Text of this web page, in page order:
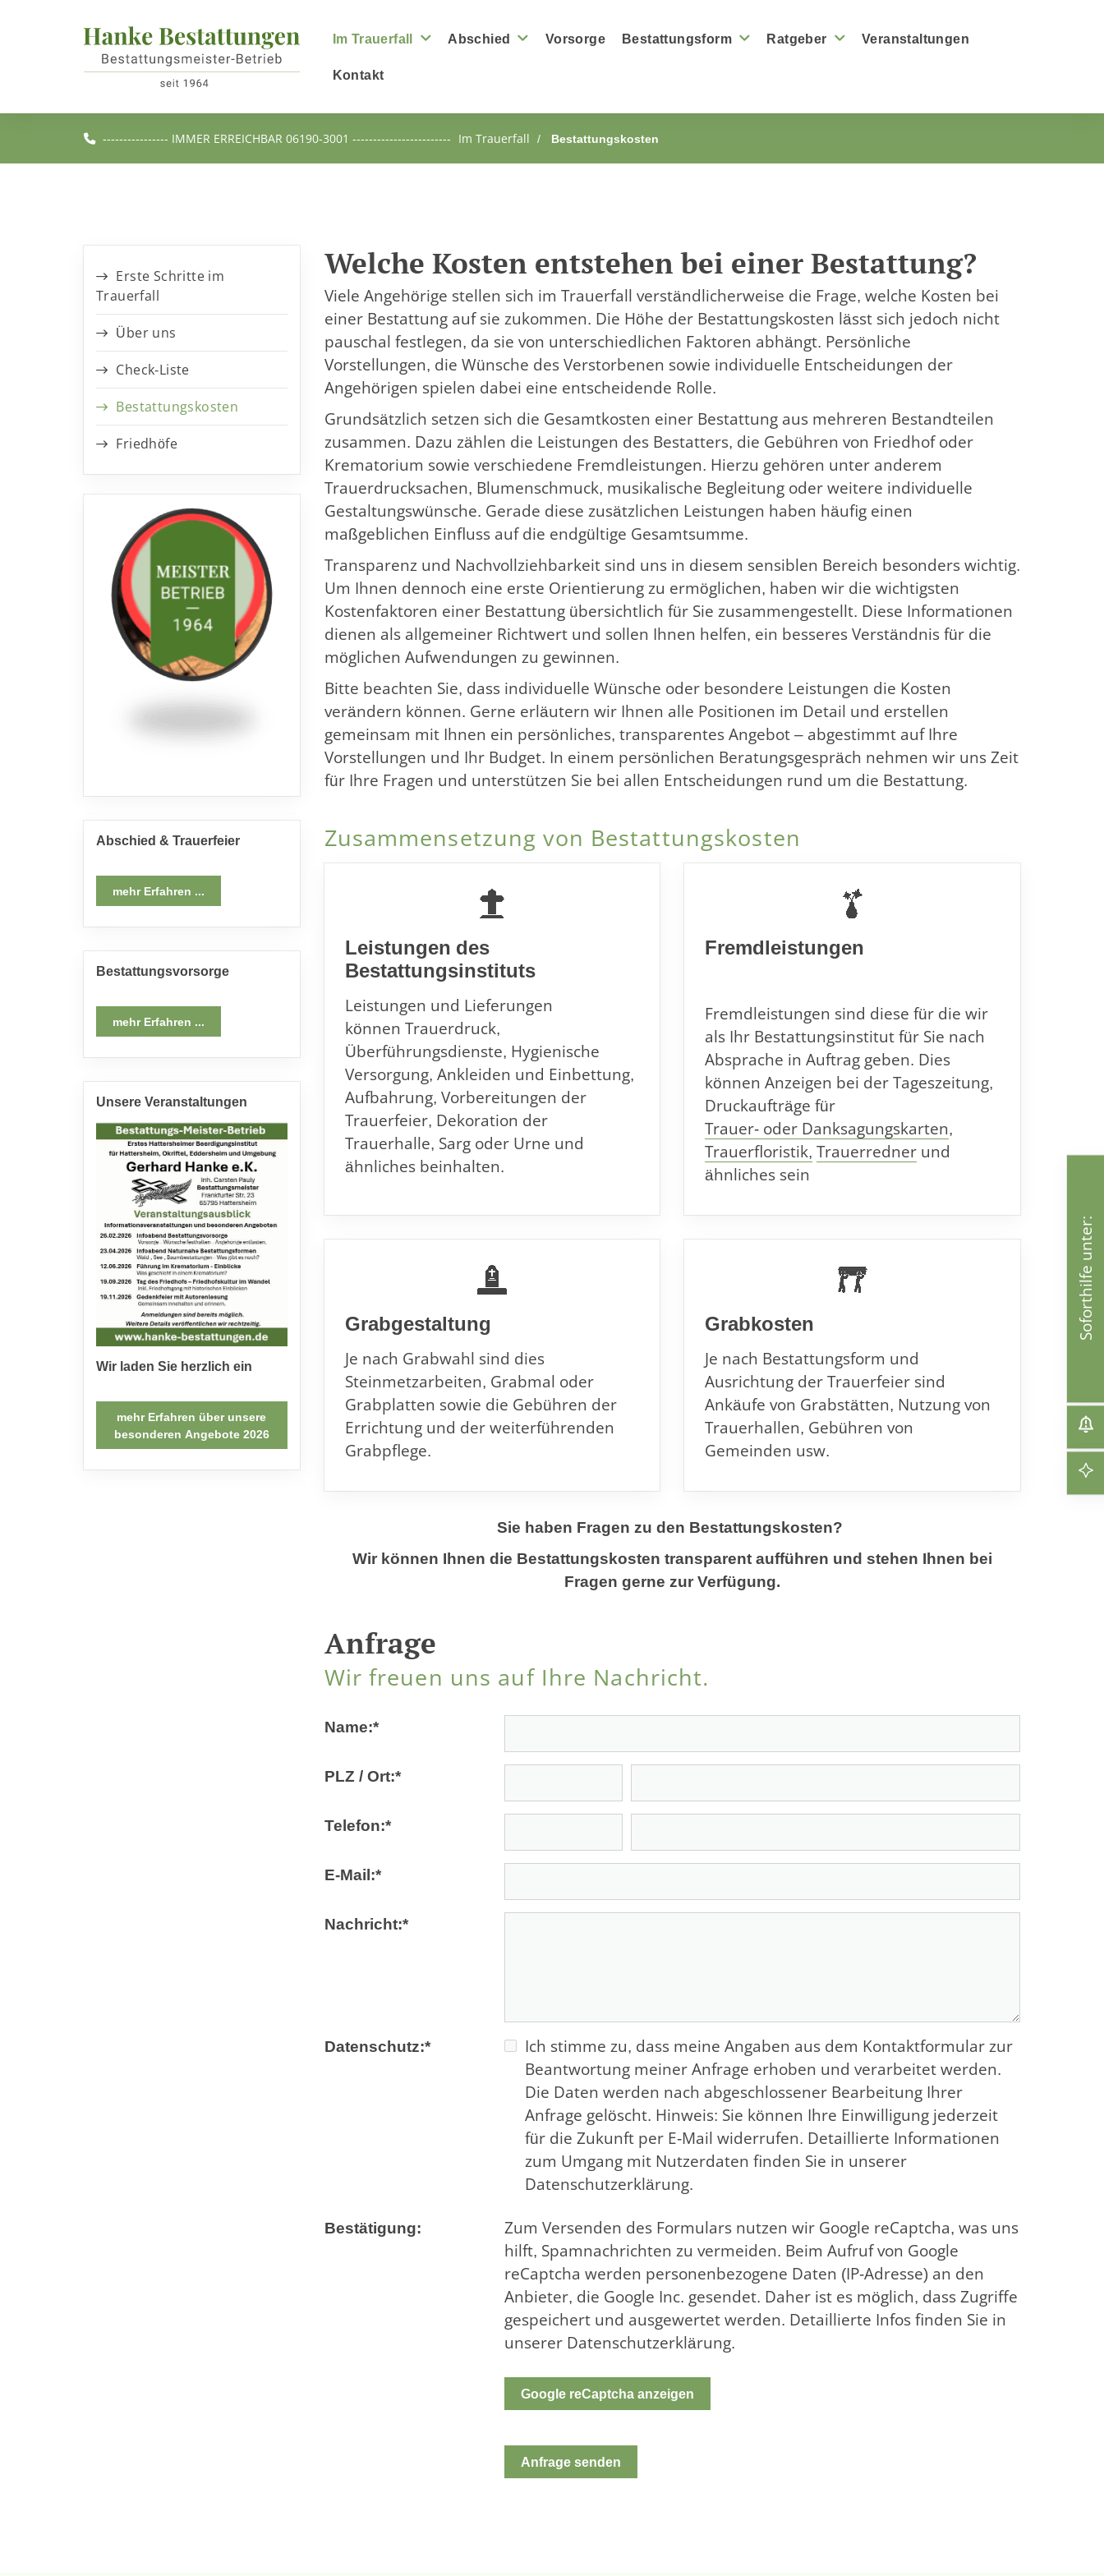
Im Trauerfall Abschied Vorsorge Bestattungsform Ratgeber
Veranstaltungen
Kontakt
---------------- IMMER ERREICHBAR 06190-3001 ------------------------ Im Trauerfall Bestattungskosten
Welche Kosten entstehen bei einer Bestattung?
Viele Angehörige stellen sich im Trauerfall verständlicherweise die Frage, welche Kosten bei
einer Bestattung auf sie zukommen. Die Höhe der Bestattungskosten lässt sich jedoch nicht
pauschal festlegen, da sie von unterschiedlichen Faktoren abhängt. Persönliche
Vorstellungen, die Wünsche des Verstorbenen sowie individuelle Entscheidungen der
Angehörigen spielen dabei eine entscheidende Rolle.
Grundsätzlich setzen sich die Gesamtkosten einer Bestattung aus mehreren Bestandteilen
zusammen. Dazu zählen die Leistungen des Bestatters, die Gebühren von Friedhof oder
Krematorium sowie verschiedene Fremdleistungen. Hierzu gehören unter anderem
Trauerdrucksachen, Blumenschmuck, musikalische Begleitung oder weitere individuelle
Gestaltungswünsche. Gerade diese zusätzlichen Leistungen haben häufig einen
maßgeblichen Einfluss auf die endgültige Gesamtsumme.
Transparenz und Nachvollziehbarkeit sind uns in diesem sensiblen Bereich besonders wichtig.
Um Ihnen dennoch eine erste Orientierung zu ermöglichen, haben wir die wichtigsten
Kostenfaktoren einer Bestattung übersichtlich für Sie zusammengestellt. Diese Informationen
dienen als allgemeiner Richtwert und sollen Ihnen helfen, ein besseres Verständnis für die
möglichen Aufwendungen zu gewinnen.
Bitte beachten Sie, dass individuelle Wünsche oder besondere Leistungen die Kosten
verändern können. Gerne erläutern wir Ihnen alle Positionen im Detail und erstellen
gemeinsam mit Ihnen ein persönliches, transparentes Angebot – abgestimmt auf Ihre
Vorstellungen und Ihr Budget. In einem persönlichen Beratungsgespräch nehmen wir uns Zeit
für Ihre Fragen und unterstützen Sie bei allen Entscheidungen rund um die Bestattung.
Zusammensetzung von Bestattungskosten
Leistungen des
Bestattungsinstituts
Leistungen und Lieferungen
können Trauerdruck,
Überführungsdienste, Hygienische
Versorgung, Ankleiden und Einbettung,
Aufbahrung, Vorbereitungen der
Trauerfeier, Dekoration der
Trauerhalle, Sarg oder Urne und
ähnliches beinhalten.
Fremdleistungen
Fremdleistungen sind diese für die wir
als Ihr Bestattungsinstitut für Sie nach
Absprache in Auftrag geben. Dies
können Anzeigen bei der Tageszeitung,
Druckaufträge für
Trauer- oder Danksagungskarten,
Trauerfloristik, Trauerredner und
ähnliches sein
Grabgestaltung
Je nach Grabwahl sind dies
Steinmetzarbeiten, Grabmal oder
Grabplatten sowie die Gebühren der
Errichtung und der weiterführenden
Grabpflege.
Grabkosten
Je nach Bestattungsform und
Ausrichtung der Trauerfeier sind
Ankäufe von Grabstätten, Nutzung von
Trauerhallen, Gebühren von
Gemeinden usw.
Sie haben Fragen zu den Bestattungskosten?
Wir können Ihnen die Bestattungskosten transparent aufführen und stehen Ihnen bei
Fragen gerne zur Verfügung.
Anfrage
Wir freuen uns auf Ihre Nachricht.
Name:*
PLZ / Ort:*
Telefon:*
E-Mail:*
Nachricht:*
Datenschutz:*
Ich stimme zu, dass meine Angaben aus dem Kontaktformular zur
Beantwortung meiner Anfrage erhoben und verarbeitet werden.
Die Daten werden nach abgeschlossener Bearbeitung Ihrer
Anfrage gelöscht. Hinweis: Sie können Ihre Einwilligung jederzeit
für die Zukunft per E-Mail widerrufen. Detaillierte Informationen
zum Umgang mit Nutzerdaten finden Sie in unserer
Datenschutzerklärung.
Bestätigung:
Zum Versenden des Formulars nutzen wir Google reCaptcha, was uns
hilft, Spamnachrichten zu vermeiden. Beim Aufruf von Google
reCaptcha werden personenbezogene Daten (IP-Adresse) an den
Anbieter, die Google Inc. gesendet. Daher ist es möglich, dass Zugriffe
gespeichert und ausgewertet werden. Detaillierte Infos finden Sie in
unserer Datenschutzerklärung.
Google reCaptcha anzeigen
Erste Schritte im
Trauerfall
Über uns
Check-Liste
Bestattungskosten
Friedhöfe
Abschied & Trauerfeier
mehr Erfahren ...
Bestattungsvorsorge
mehr Erfahren ...
Unsere Veranstaltungen
Wir laden Sie herzlich ein
mehr Erfahren über unsere
besonderen Angebote 2026
Soforthilfe unter: